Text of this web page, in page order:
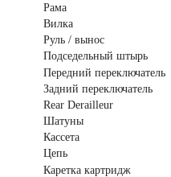
Рама
Вилка
Руль / вынос
Подседельный штырь
Передний переключатель
Задний переключатель
Rear Derailleur
Шатуны
Кассета
Цепь
Каретка картридж